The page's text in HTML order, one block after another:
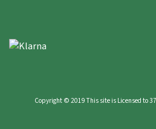
Copyright © 2019 This site is Licensed to